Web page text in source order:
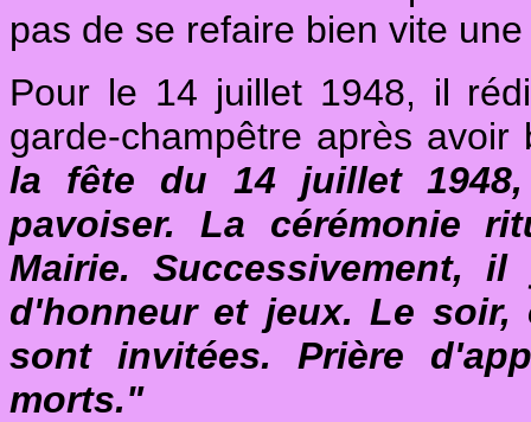
pas de se refaire bien vite
Pour le 14 juillet 1948, il
garde-champêtre après
la fête du 14 juillet
pavoiser. La cérémonie
Mairie. Successivement,
d'honneur et jeux. Le soir,
sont invitées. Prière
morts."